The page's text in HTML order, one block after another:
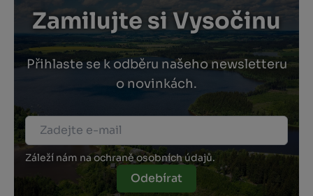
Zamilujte si Vysočinu
Přihlaste se k odběru našeho newsletteru
o novinkách.
Záleží nám na ochraně osobních údajů.
Odebírat